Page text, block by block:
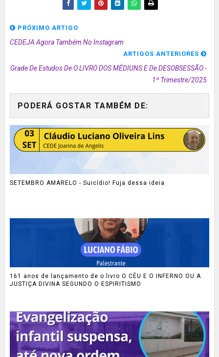
PRÓXIMO ARTIGO
CEDEJA Agora Também No Instagram
ARTIGOS ANTERIORES
Grade De Estudos De O LIVRO DOS MÉDIUNS E De DESOBSESSÃO -
1º Trimestre/2025
PODERÁ GOSTAR TAMBÉM DE:
SETEMBRO AMARELO - Suicídio! Fuja dessa ideia
161 anos de lançamento de o livro O CÉU E O INFERNO OU A
JUSTIÇA DIVINA SEGUNDO O ESPIRITISMO